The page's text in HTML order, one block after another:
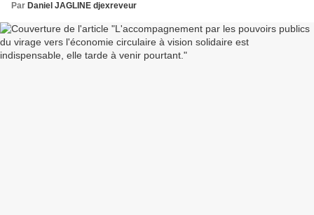
Par Daniel JAGLINE djexreveur